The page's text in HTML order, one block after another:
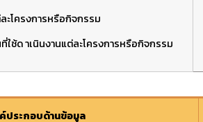
ะโครงการหรือกิจกรรม
ใช้ด าเนินงานแต่ละโครงการหรือกิจกรรม
ประกอบด้านข้อมูล